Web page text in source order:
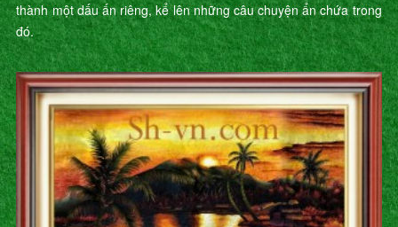
thành một dấu ấn riêng, kể lên những câu chuyện ẩn chứa trong
đó.